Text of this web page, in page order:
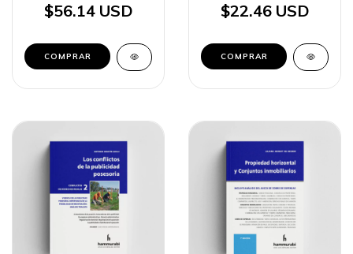
$56.14 USD
COMPRAR
$22.46 USD
COMPRAR